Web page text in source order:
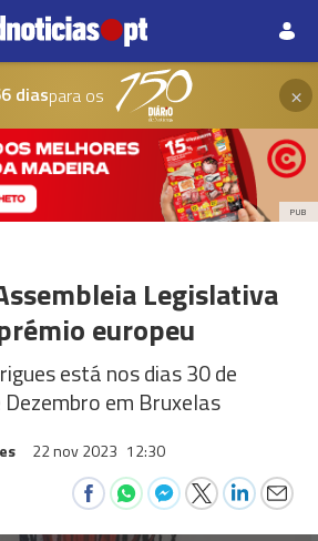
diaspara os ×
PUB
Legislativa
europeu
está nos dias 30 de
em Bruxelas
22 nov 2023 12:30